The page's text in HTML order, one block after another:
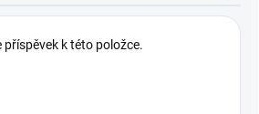
k této položce.